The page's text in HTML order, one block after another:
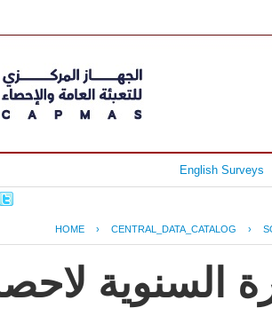
English Surveys
HOME › CENTRAL_DATA_CATALOG ›
السنوية